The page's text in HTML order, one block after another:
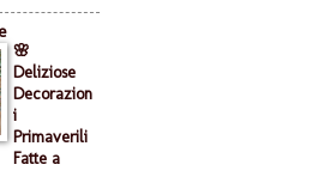
🌸
Deliziose
Decorazion
i
Primaverili
Fatte a